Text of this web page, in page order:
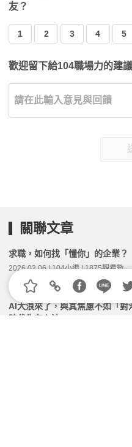
友？
1 2 3 4 5
歡迎留下給104職場力的建
關聯文章
求職，如何找「懂你」的企業？
2026.02.06 | 104小編 | 1875觀看數
AI大浪來了，與其焦慮不如「對
時代生存心法